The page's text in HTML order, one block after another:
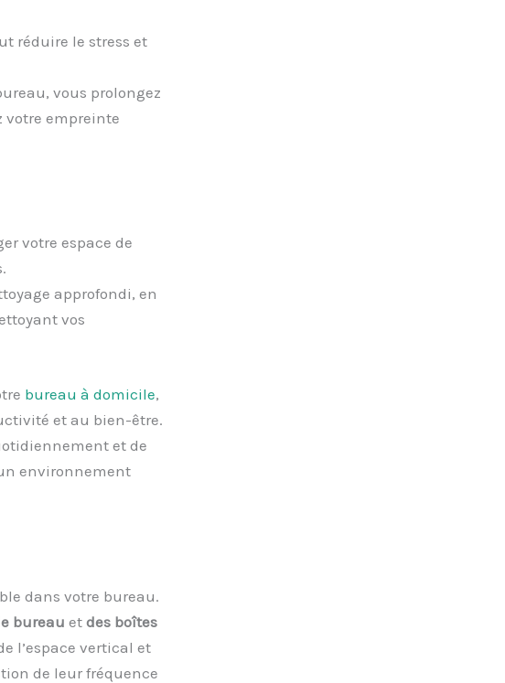
réduire le stress et
vous prolongez
votre empreinte
votre espace de
approfondi, en
vos
bureau à domicile,
et au bien-être.
et de
environnement
dans votre bureau.
bureau etdes boîtes
l’espace vertical et
de leur fréquence